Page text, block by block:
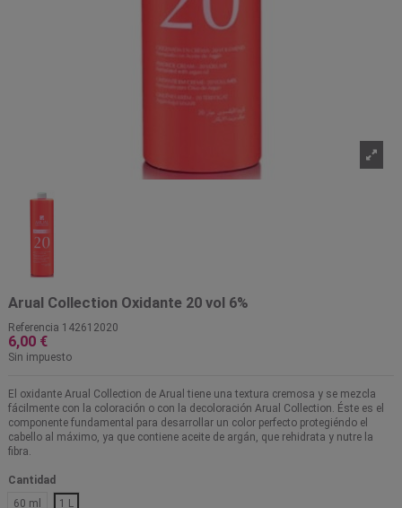
Arual Collection Oxidante 20 vol 6%
Referencia 142612020
6,00 €
Sin impuesto
El oxidante Arual Collection de Arual tiene una textura cremosa y se mezcla
fácilmente con la coloración o con la decoloración Arual Collection. Éste es el
componente fundamental para desarrollar un color perfecto protegiéndo el
cabello al máximo, ya que contiene aceite de argán, que rehidrata y nutre la
fibra.
Cantidad
60 ml
1 L